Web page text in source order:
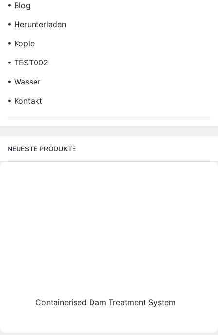
• Blog
• Herunterladen
• Kopie
• TEST002
• Wasser
• Kontakt
NEUESTE PRODUKTE
Containerised Dam Treatment System